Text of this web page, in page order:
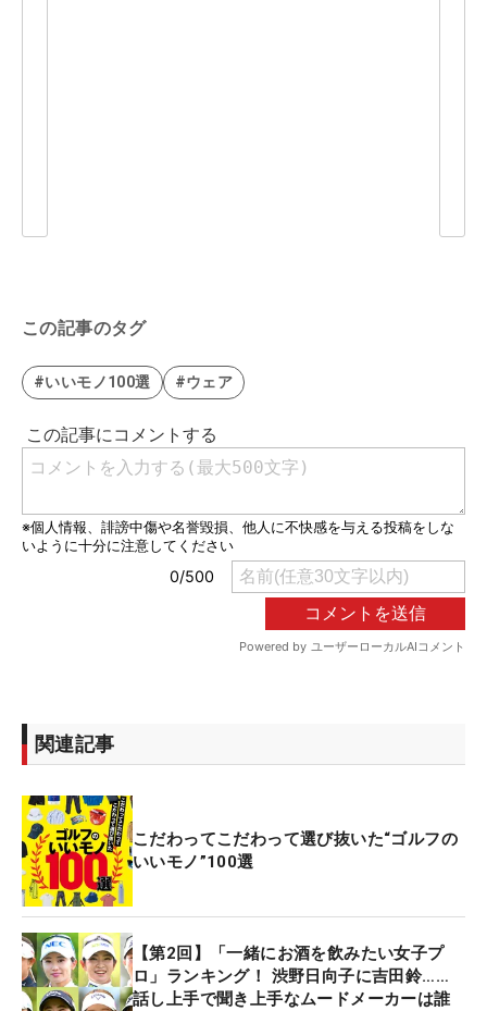
この記事のタグ
#いいモノ100選 #ウェア
関連記事
こだわってこだわって選び抜いた“ゴルフの
いいモノ”100選
【第2回】「一緒にお酒を飲みたい女子プ
ロ」ランキング！ 渋野日向子に吉田鈴……
話し上手で聞き上手なムードメーカーは誰